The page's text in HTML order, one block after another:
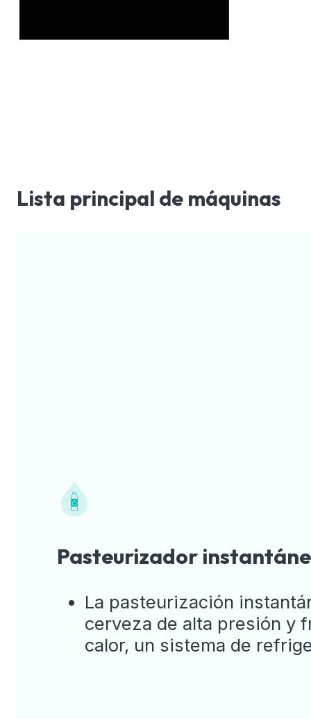
Lista principal de máquinas
Pasteurizador
La pasteurización
cerveza de alta presión y
calor, un sistema de